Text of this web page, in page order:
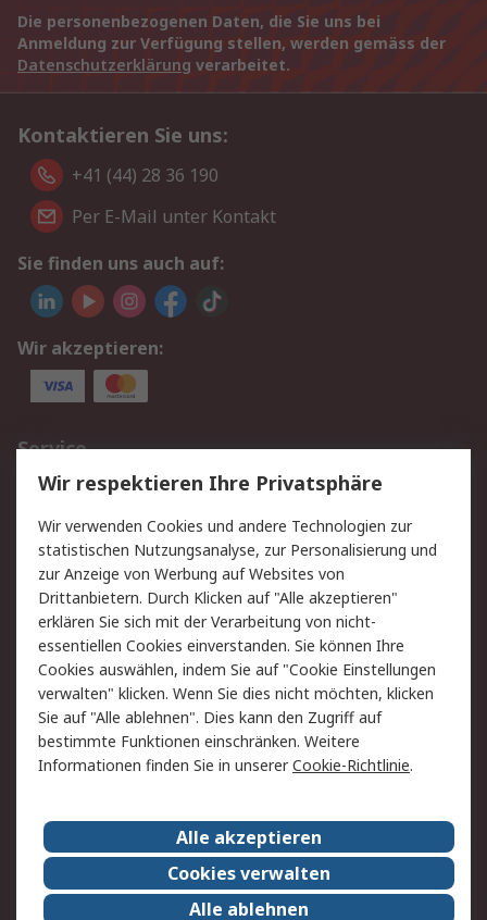
Die personenbezogenen Daten, die Sie uns bei
Anmeldung zur Verfügung stellen, werden gemäss der
Datenschutzerklärung verarbeitet.
Kontaktieren Sie uns:
+41 (44) 28 36 190
Per E-Mail unter Kontakt
Sie finden uns auch auf:
Wir akzeptieren:
Service
Value Added Services
Lieferlösungen
Rücksendungen
Kontakt
Hilfe
Rechtliches
AGB
Datenschutz
Cookie-Richtlinie
Zahlungsbedingungen
Copyright/Impressum
Über RS
Karriere bei RS
Nachhaltigkeit
Qualität/Umwelt/ZertifikatePresse-Center
Event-Center
Wir respektieren Ihre Privatsphäre
Wir verwenden Cookies und andere Technologien zur
statistischen Nutzungsanalyse, zur Personalisierung und
zur Anzeige von Werbung auf Websites von
Drittanbietern. Durch Klicken auf "Alle akzeptieren"
erklären Sie sich mit der Verarbeitung von nicht-
essentiellen Cookies einverstanden. Sie können Ihre
Cookies auswählen, indem Sie auf "Cookie Einstellungen
verwalten" klicken. Wenn Sie dies nicht möchten, klicken
Sie auf "Alle ablehnen". Dies kann den Zugriff auf
bestimmte Funktionen einschränken. Weitere
Informationen finden Sie in unsererCookie-Richtlinie.
Alle akzeptieren
Cookies verwalten
Alle ablehnen